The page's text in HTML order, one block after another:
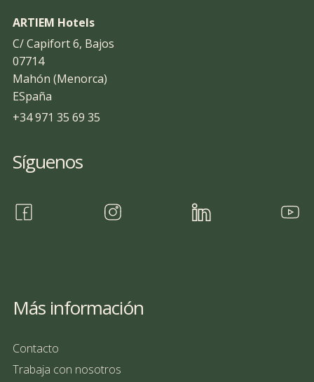
ARTIEM Hotels
C/ Capifort 6, Bajos
07714
Mahón (Menorca)
ESpaña
+34 971 35 69 35
Síguenos
Más información
Contacto
Trabaja con nosotros